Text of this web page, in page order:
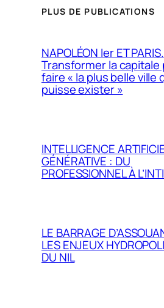
PLUS DE PUBLICATIONS
NAPOLÉON Ier ET PARIS.
Transformer la capitale
faire « la plus belle ville
puisse exister »
INTELLIGENCE
GÉNÉRATIVE : DU
PROFESSIONNEL À
LE BARRAGE
LES ENJEUX
DU NIL